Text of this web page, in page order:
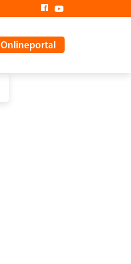
Onlineportal